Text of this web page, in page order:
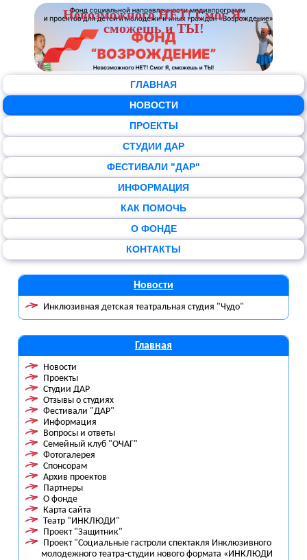
Невозможного НЕТ! Смог Я,
сможешь и ТЫ!
ГЛАВНАЯ
НОВОСТИ
ПРОЕКТЫ
СТУДИИ ДАР
ФЕСТИВАЛИ "ДАР"
ИНФОРМАЦИЯ
КАК ПОМОЧЬ
О ФОНДЕ
КОНТАКТЫ
Новости
Инклюзивная детская театральная студия "Чудо"
Главная
Новости
Проекты
Студии ДАР
Отзывы о студиях
Фестивали "ДАР"
Информация
Вопросы и ответы
Семейный клуб "ОЧАГ"
Фотогалерея
Спонсорам
Архив проектов
Партнеры
О фонде
Карта сайта
Театр "ИНКЛЮДИ"
Проект "Защитник"
Проект "Социальные гастроли спектакля Инклюзивного
молодежного театра-студии нового формата «ИНКЛЮДИ